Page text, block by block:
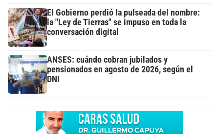
El Gobierno perdió la pulseada del nombre:
la "Ley de Tierras" se impuso en toda la
conversación digital
ANSES: cuándo cobran jubilados y
pensionados en agosto de 2026, según el
DNI